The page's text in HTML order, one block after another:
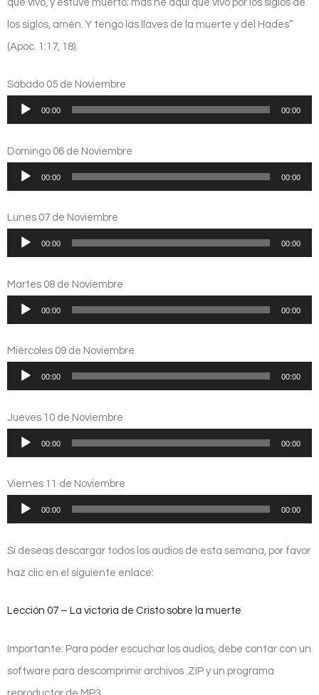
que vivo, y estuve muerto; mas he aquí que vivo por los siglos de
los siglos, amén. Y tengo las llaves de la muerte y del Hades”
(Apoc. 1:17, 18).
Sábado 05 de Noviembre
Reproductor
audio
00:00 00:00
Domingo 06 de Noviembre
Reproductor
audio
00:00 00:00
Lunes 07 de Noviembre
Reproductor
audio
00:00 00:00
Martes 08 de Noviembre
Reproductor
audio
00:00 00:00
Miércoles 09 de Noviembre
Reproductor
audio
00:00 00:00
Jueves 10 de Noviembre
Reproductor
audio
00:00 00:00
Viernes 11 de Noviembre
Reproductor
audio
00:00 00:00
Si deseas descargar todos los audios de esta semana, por favor
haz clic en el siguiente enlace:
Lección 07 – La victoria de Cristo sobre la muerte
Importante: Para poder escuchar los audios, debe contar con un
software para descomprimir archivos .ZIP y un programa